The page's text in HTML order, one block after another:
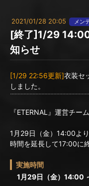
2021/01/28 20:05 メン
[終了]1/29
知らせ
[1/29 22:56更新]衣装セ
しました。
『ETERNAL』運営チーム
1月29日（金）14:00よ
時間を延長して17:00に
実施時間
1月29日（金）14:00